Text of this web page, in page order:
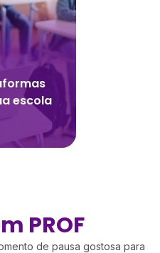
escola
PROF
de pausa gostosa para